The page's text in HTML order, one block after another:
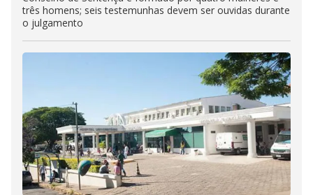
três homens; seis testemunhas devem ser ouvidas durante
o julgamento